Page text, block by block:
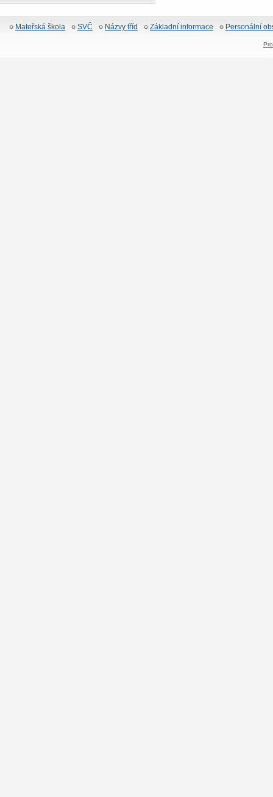
Mateřská škola SVČ Názvy tříd Základní informace Personální